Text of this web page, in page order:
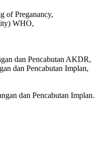
of Preganancy,
WHO,
dan Pencabutan AKDR,
dan Pencabutan Implan,
dan Pencabutan Implan.